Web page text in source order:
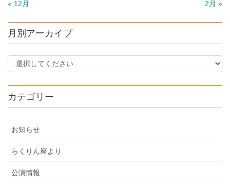
« 12月 2月 »
月別アーカイブ
カテゴリー
お知らせ
らくりん座より
公演情報